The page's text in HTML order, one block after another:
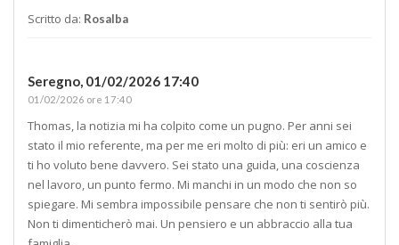
Scritto da: Rosalba
Seregno, 01/02/2026 17:40
01/02/2026 ore 17:40
Thomas, la notizia mi ha colpito come un pugno. Per anni sei
stato il mio referente, ma per me eri molto di più: eri un amico e
ti ho voluto bene davvero. Sei stato una guida, una coscienza
nel lavoro, un punto fermo. Mi manchi in un modo che non so
spiegare. Mi sembra impossibile pensare che non ti sentirò più.
Non ti dimenticherò mai. Un pensiero e un abbraccio alla tua